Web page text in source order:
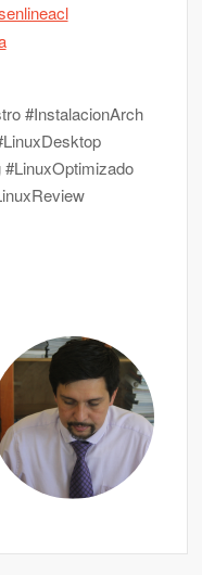
#InstalacionArch